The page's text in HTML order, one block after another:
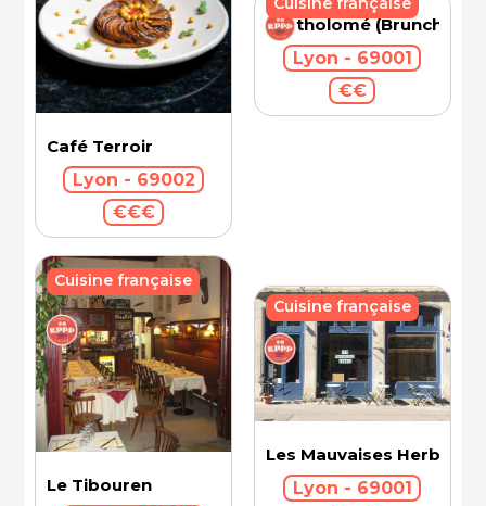
Café Terroir
Lyon - 69002
€€€
Bartholomé (Brunch)
Lyon - 69001
€€
Le Tibouren
Cuisine française
Les Mauvaises Herbes
Lyon - 69001
Cuisine française